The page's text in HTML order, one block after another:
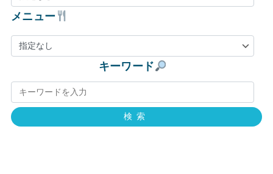
メニュー
キーワード
検索